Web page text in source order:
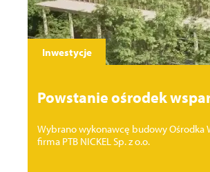
Inwestycje
Powstanie ośrodek
Wybrano wykonawcę budowy Ośrodka
firma PTB NICKEL Sp. z o.o.